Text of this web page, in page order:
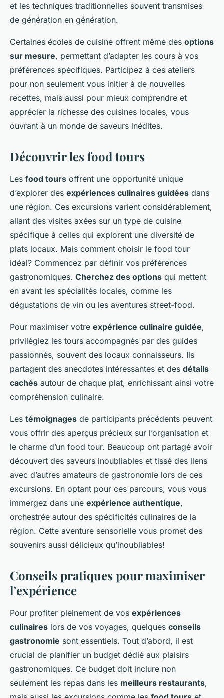
et les techniques traditionnelles souvent transmises
de génération en génération.
Certaines écoles de cuisine offrent même des options
sur mesure, permettant d’adapter les cours à vos
préférences spécifiques. Participez à ces ateliers
pour non seulement vous initier à de nouvelles
recettes, mais aussi pour mieux comprendre et
apprécier la richesse des cuisines locales, vous
ouvrant à un monde de saveurs inédites.
Découvrir les food tours
Les food tours offrent une opportunité unique
d’explorer des expériences culinaires guidées dans
une région. Ces excursions varient considérablement,
allant des visites axées sur un type de cuisine
spécifique à celles qui explorent une diversité de
plats locaux. Mais comment choisir le food tour
idéal? Commencez par définir vos préférences
gastronomiques. Cherchez des options qui mettent
en avant les spécialités locales, comme les
dégustations de vin ou les aventures street-food.
Pour maximiser votre expérience culinaire guidée,
privilégiez les tours accompagnés par des guides
passionnés, souvent des locaux connaisseurs. Ils
partagent des anecdotes intéressantes et des détails
cachés autour de chaque plat, enrichissant ainsi votre
compréhension culinaire.
Les témoignages de participants précédents peuvent
vous offrir des aperçus précieux sur l’organisation et
le charme d’un food tour. Beaucoup ont partagé avoir
découvert des saveurs inoubliables et tissé des liens
avec d’autres amateurs de gastronomie lors de ces
excursions. En optant pour ces parcours, vous vous
immergez dans une expérience authentique,
orchestrée autour des spécificités culinaires de la
région. Cette aventure sensorielle vous promet des
souvenirs aussi délicieux qu’inoubliables!
Conseils pratiques pour maximiser
l’expérience
Pour profiter pleinement de vos expériences
culinaires lors de vos voyages, quelques conseils
gastronomie sont essentiels. Tout d’abord, il est
crucial de planifier un budget dédié aux plaisirs
gastronomiques. Ce budget doit inclure non
seulement les repas dans les meilleurs restaurants,